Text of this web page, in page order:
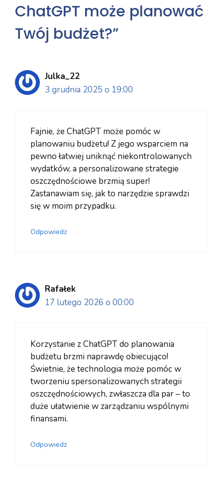
ChatGPT może planować
Twój budżet?”
Julka_22
3 grudnia 2025 o 19:00
Fajnie, że ChatGPT może pomóc w
planowaniu budżetu! Z jego wsparciem na
pewno łatwiej uniknąć niekontrolowanych
wydatków, a personalizowane strategie
oszczędnościowe brzmią super!
Zastanawiam się, jak to narzędzie sprawdzi
się w moim przypadku.
Odpowiedz
Rafałek
17 lutego 2026 o 00:00
Korzystanie z ChatGPT do planowania
budżetu brzmi naprawdę obiecująco!
Świetnie, że technologia może pomóc w
tworzeniu spersonalizowanych strategii
oszczędnościowych, zwłaszcza dla par – to
duże ułatwienie w zarządzaniu wspólnymi
finansami.
Odpowiedz